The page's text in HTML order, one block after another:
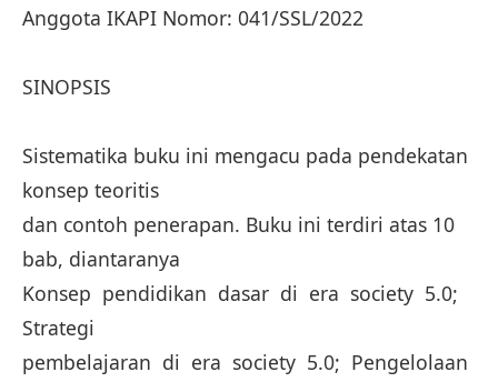
Anggota IKAPI Nomor: 041/SSL/2022
SINOPSIS
Sistematika buku ini mengacu pada pendekatan
konsep teoritis
dan contoh penerapan. Buku ini terdiri atas 10
bab, diantaranya
Konsep pendidikan dasar di era society 5.0;
Strategi
pembelajaran di era society 5.0; Pengelolaan